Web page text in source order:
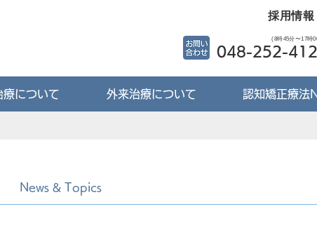
採用情報
(8時45分〜17時
048-252-
療について 外来治療について 認知矯正療法
News & Topics